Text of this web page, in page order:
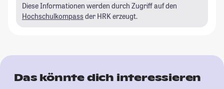
Diese Informationen werden durch Zugriff auf den
Hochschulkompass der HRK erzeugt.
Das könnte dich interessieren